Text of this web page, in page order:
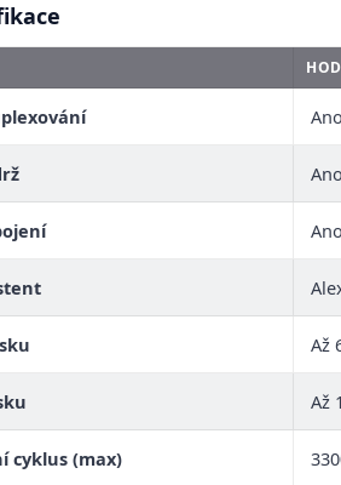
Ano
Ano
Až
Až
cyklus (max)